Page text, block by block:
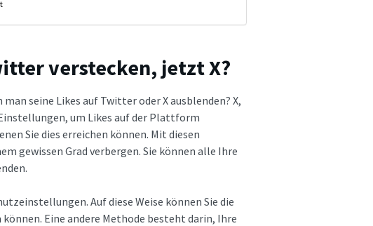
verstecken, jetzt X?
seine Likes auf Twitter oder X ausblenden? X,
um Likes auf der Plattform
Sie dies erreichen können. Mit diesen
gewissen Grad verbergen. Sie können alle Ihre
Auf diese Weise können Sie die
Eine andere Methode besteht darin, Ihre